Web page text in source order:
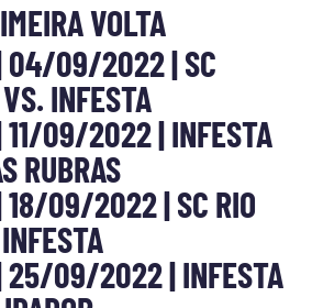
VOLTA
04/09/2022 | SC
INFESTA
11/09/2022 | INFESTA
RUBRAS
18/09/2022 | SC RIO
25/09/2022 | INFESTA